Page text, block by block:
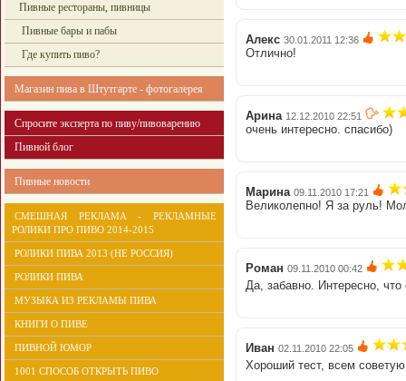
Пивные рестораны, пивницы
Пивные бары и пабы
Где купить пиво?
Магазин пива в Штутгарте - фотогалерея
Спросите эксперта по пиву/пивоварению
Пивной блог
Пивные новости
СМЕШНАЯ РЕКЛАМА - РЕКЛАМНЫЕ
РОЛИКИ ПРО ПИВО 2014-2015
РОЛИКИ ПИВА 2013 (НЕ РОССИЯ)
РОЛИКИ ПИВА
МУЗЫКА ИЗ РЕКЛАМЫ ПИВА
КНИГИ О ПИВЕ
ПИВНОЙ ЮМОР
1001 СПОСОБ ОТКРЫТЬ ПИВО
Алекс 30.01.2011 12:36
Отлично!
Арина 12.12.2010 22:51
очень интересно. спасибо)
Марина 09.11.2010 17:21
Великолепно! Я за руль!
Роман 09.11.2010 00:42
Да, забавно. Интересно,
Иван 02.11.2010 22:05
Хороший тест, всем